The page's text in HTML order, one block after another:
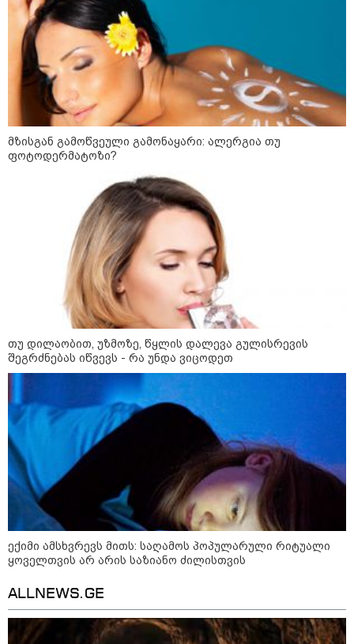
6
დღის ზოგადი
ასტროლოგიური
პროგნოზი
მოიმატებს მოტივაცია და აქტიური მოქმედების სურვილი.
კარგი დროა იმ საქმეების წამოსაწყებად, რომლებიც დიდ
ძალისხმევასა და ინიციატივას მოითხოვს. თავდაჯერებულობა
და პოზიტიური განწყობა დაგეხმარებათ, რომ დასახულ
მიზნებს ეტაპობრივად მიაღწიოთ.
მზისგან გამოწვეული გამონაყარი: ალერგია თუ
ფოტოდერმატოზი?
თუ დილაობით, უზმოზე, წყლის დალევა გულისრევის
შეგრძნებას იწვევს - რა უნდა ვიცოდეთ
ექიმი ამსხვრევს მითს: საღამოს პოპულარული რიტუალი
ყოველთვის არ არის საზიანო ძილისთვის
ALLNEWS.GE